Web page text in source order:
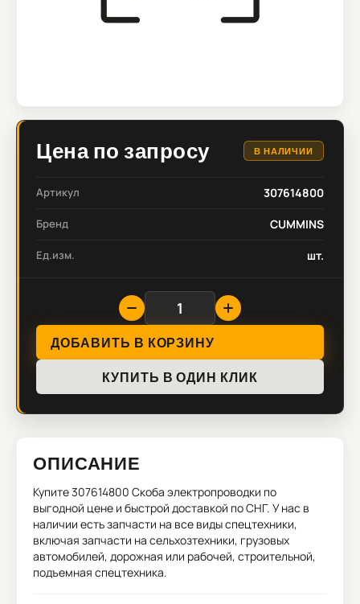
Цена по запросу В НАЛИЧИИ
Артикул 307614800
Бренд CUMMINS
Ед.изм. шт.
ДОБАВИТЬ В КОРЗИНУ
КУПИТЬ В ОДИН КЛИК
ОПИСАНИЕ
Купите307614800 Скоба электропроводки по
выгодной цене и быстрой доставкой по СНГ. У нас в
наличии есть запчасти на все виды спецтехники,
включая запчасти на сельхозтехники, грузовых
автомобилей, дорожная или рабочей, строительной,
подъемная спецтехника.